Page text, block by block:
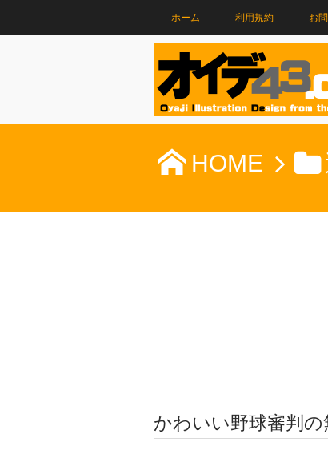
ホーム 利用規約 お
HOME
かわいい野球審判